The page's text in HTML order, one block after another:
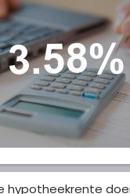
hypotheekrente